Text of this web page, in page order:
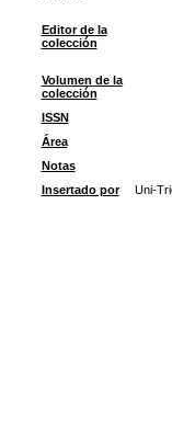
Editor de la
colección
Volumen de la
colección
ISSN
Área
Notas
Insertado por
Uni-